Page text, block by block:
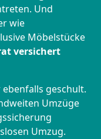
Und
wie
Möbelstücke
versichert
geschult.
Umzüge
Umzug.